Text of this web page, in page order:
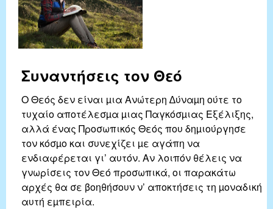
Συναντήσεις τον Θεό
Ο Θεός δεν είναι µια Ανώτερη ∆ύναµη ούτε το
τυχαίο αποτέλεσµα µιας Παγκόσµιας Εξέλιξης,
αλλά ένας Προσωπικός Θεός που δηµιούργησε
τον κόσµο και συνεχίζει µε αγάπη να
ενδιαφέρεται γι’ αυτόν. Αν λοιπόν θέλεις να
γνωρίσεις τον Θεό πρoσωπικά, οι παρακάτω
αρχές θα σε βοηθήσουν ν’ αποκτήσεις τη µοναδική
αυτή εµπειρία.